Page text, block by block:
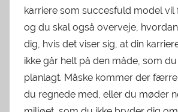
karriere som succesfuld model vil
og du skal også overveje,
dig, hvis det viser sig, at din
ikke går helt på den måde, som
planlagt. Måske kommer der
du regnede med, eller du møder